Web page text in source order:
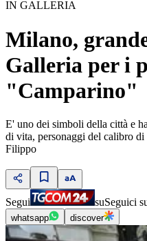
IN GALLERIA
Milano,
Galleria per i
"Camparino"
E' uno dei simboli della città e
di vita, personaggi del calibro
Filippo
Segui suSeguici
whatsapp discover